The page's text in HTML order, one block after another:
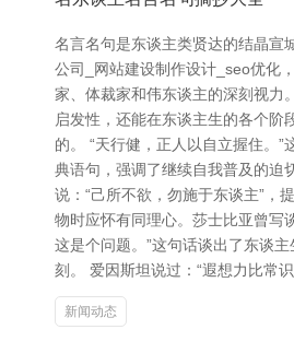
名言名句是东谈主类贤达的结晶宣
公司_网站建设制作设计_seo优化
家、体裁家和伟东谈主的深刻视力
启发性，还能在东谈主生的各个阶
的。 “天行健，正人以自立握住。”
典语句，强调了继续自我普及的迫
说：“己所不欲，勿施于东谈主”，
物时应怀有同理心。莎士比亚曾写
这是个问题。”这句话谈出了东谈
刻。 爱因斯坦说过：“遐想力比常
新闻动态